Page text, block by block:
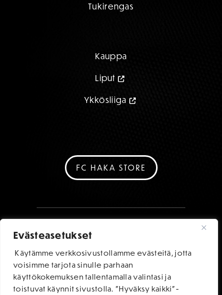
Evästeasetukset
Käytämme verkkosivustollamme evästeitä, jotta
voisimme tarjota sinulle parhaan
käyttökokemuksen tallentamalla valintasi ja
toistuvat käynnit sivustolla. "Hyväksy kaikki"-
Tukirengas
Kauppa
Liput
Ykkösliiga
FC HAKA STORE